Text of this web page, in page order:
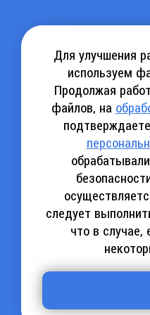
СКАЧАТЬ
СКАЧАТЬ
Политика
охране авторских
Использование
Посетителям сайта
поставить прямую
все ссылки,
Для улучшения
используем
Продолжая
файлов, на
следует
что в случае,